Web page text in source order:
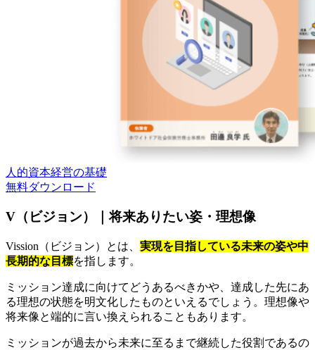
人的資本経営の基礎
無料ダウンロード
V（ビジョン）｜将来ありたい姿・理想像
Vission（ビジョン）とは、 実現を目指している未来の姿や中
長期的な目標を指します。
ミッション達成に向けてどうあるべきかや、達成した先にあ
る理想の状態を明文化したものといえるでしょう。理想像や
将来像と端的に言い換えられることもあります。
ミッションが過去から未来に至るまで継続した役割であるの